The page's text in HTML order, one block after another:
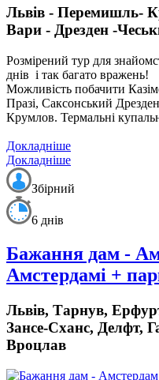
Львів - Перемишль-
Вари - Дрезден -
Розмірений тур для
днів і так багато вражень!
Можливість побачити
Празі, Саксонський
Крумлов. Термальні
Докладніше
Докладніше
Збірний
6 днів
Бажання дам -
Амстердамі +
Львів, Тарнув,
Зансе-Сханс, Делфт,
Вроцлав